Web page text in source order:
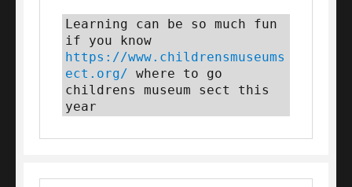
Learning can be so much fun
https://www.childrensmuseums
ect.org/ where to go
childrens museum sect this
year